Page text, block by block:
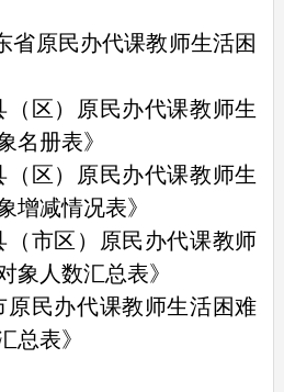
原民办代课教师生活困
）原民办代课教师生
名册表》
）原民办代课教师生
增减情况表》
区）原民办代课教师
象人数汇总表》
办代课教师生活困难
总表》